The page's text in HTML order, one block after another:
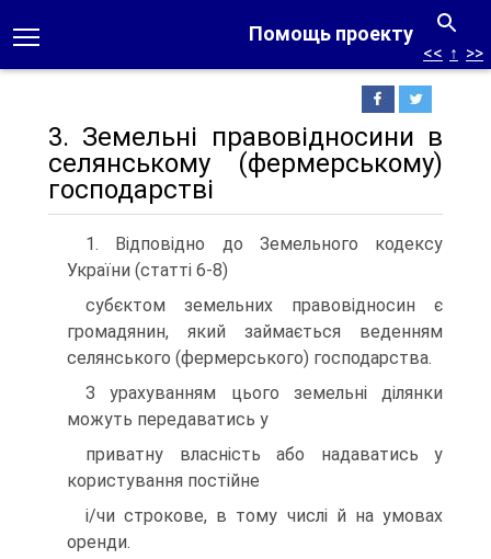
Помощь проекту
<< ↑ >>
3. Земельнi правовiдносини в
селянському (фермерському)
господарствi
1. Вiдповiдно до Земельного кодексу
України (статтi 6-8)
субєктом земельних правовiдносин є
громадянин, який займається веденням
селянського (фермерського) господарства.
З урахуванням цього земельнi дiлянки
можуть передаватись у
приватну власнiсть або надаватись у
користування постiйне
i/чи строкове, в тому числi й на умовах
оренди.